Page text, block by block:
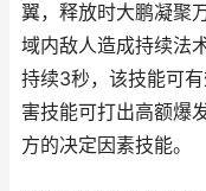
翼，释放时大鹏凝聚
域内敌人造成持续法
持续3秒，该技能可
害技能可打出高额爆
方的决定因素技能。